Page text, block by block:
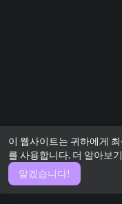
이 웹사이트는 귀하에게
를 사용합니다. 더 알아보기
알겠습니다!